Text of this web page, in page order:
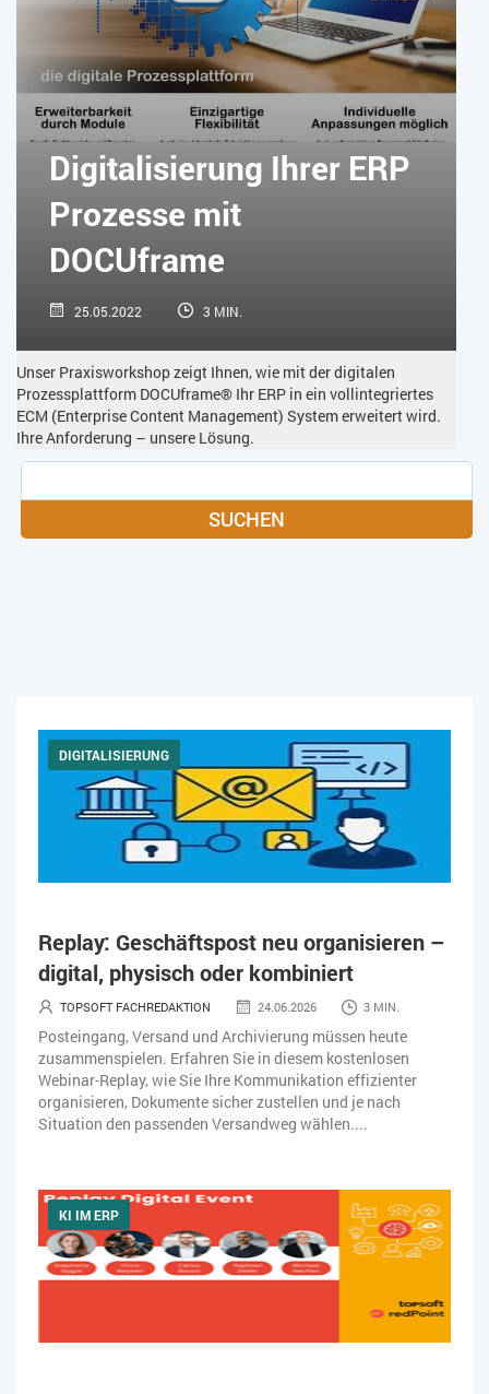
SICHERHEIT SMART WORK
SOCIAL COMMERCE SOCIAL-MEDIA
SOFTWARE-AS-A-SERVICE SOFTWAREENTWICKLUNG
TRANSPORTLOGISTIK / LAGER
Digitalisierung Ihrer ERP
Prozesse mit
DOCUframe
25.05.2022 3 MIN.
Unser Praxisworkshop zeigt Ihnen, wie mit der digitalen
Prozessplattform DOCUframe® Ihr ERP in ein vollintegriertes
ECM (Enterprise Content Management) System erweitert wird.
Ihre Anforderung – unsere Lösung.
SUCHEN
DIGITALISIERUNG
Replay: Geschäftspost neu organisieren –
digital, physisch oder kombiniert
TOPSOFT FACHREDAKTION 24.06.2026 3 MIN.
Posteingang, Versand und Archivierung müssen heute
zusammenspielen. Erfahren Sie in diesem kostenlosen
Webinar-Replay, wie Sie Ihre Kommunikation effizienter
organisieren, Dokumente sicher zustellen und je nach
Situation den passenden Versandweg wählen....
KI IM ERP